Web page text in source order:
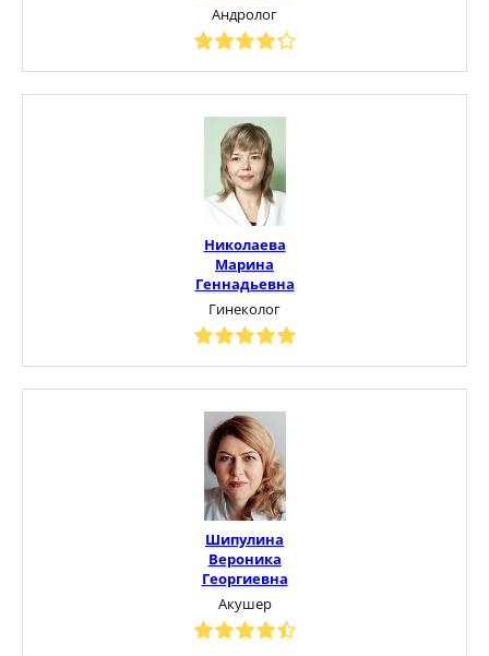
Андролог
Николаева
Марина
Геннадьевна
Гинеколог
Шипулина
Вероника
Георгиевна
Акушер